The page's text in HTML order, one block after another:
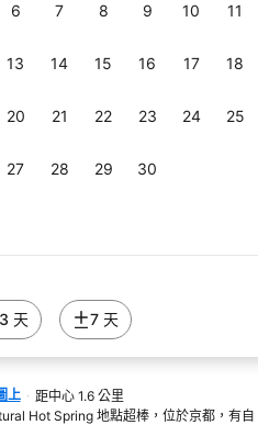
6 7 8 9 10 11
13 14 15 16 17 18
20 21 22 23 24 25
27 28 29 30
3 天 7 天
和日本料理餐廳，距離 JR 丹波口站 8 分鐘
鞋和浴衣。 這家日式旅館設有點心吧和飲料
Shichijo Natural Hot
上
距中心 1.6 公里
Hot Spring 地點超棒，位於京都，有自